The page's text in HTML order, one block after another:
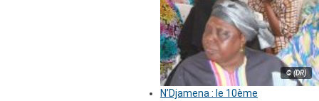
© (DR)
N’Djamena : le 10ème